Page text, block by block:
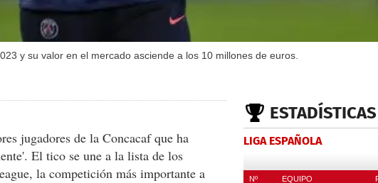
y su valor en el mercado asciende a los 10 millones de euros.
jugadores de la Concacaf que ha
El tico se une a la lista de los
la competición más importante a
ESTADÍSTICAS
LIGA ESPAÑOLA